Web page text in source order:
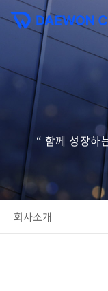
“ 함께 성장하
회사소개